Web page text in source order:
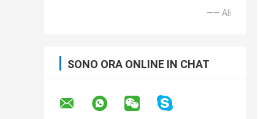
—— Ali
SONO ORA ONLINE IN CHAT